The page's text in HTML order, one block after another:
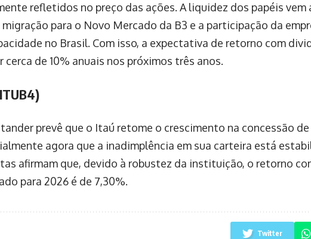
refletidos no preço das ações. A liquidez dos papéis vem
migração para o Novo Mercado da B3 e a participação da
no Brasil. Com isso, a expectativa de retorno com
cerca de 10% anuais nos próximos três anos.
prevê que o Itaú retome o crescimento na concessão
agora que a inadimplência em sua carteira está
afirmam que, devido à robustez da instituição, o retorno
para 2026 é de 7,30%.
Twitter